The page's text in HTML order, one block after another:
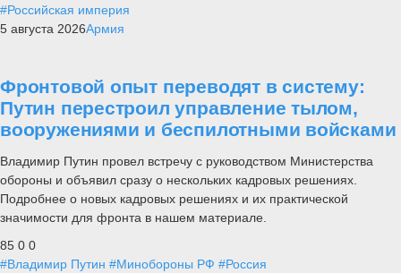
#Российская империя
5 августа 2026Армия
Фронтовой опыт переводят в систему:
Путин перестроил управление тылом,
вооружениями и беспилотными войсками
Владимир Путин провел встречу с руководством Министерства
обороны и объявил сразу о нескольких кадровых решениях.
Подробнее о новых кадровых решениях и их практической
значимости для фронта в нашем материале.
85 0 0
#Владимир Путин #Минобороны РФ #Россия